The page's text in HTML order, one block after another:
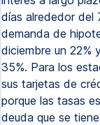
días alrededor del
demanda de
diciembre un 22%
35%. Para los
sus tarjetas de
porque las tasas
deuda que se